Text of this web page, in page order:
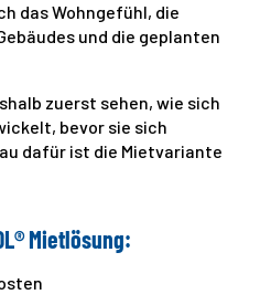
das Wohngefühl, die
und die geplanten
zuerst sehen, wie sich
bevor sie sich
dafür ist die Mietvariante
Mietlösung: